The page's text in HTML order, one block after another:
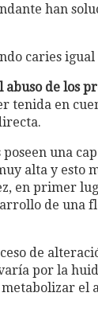
han
caries igual
abuso de los
tenida en
una
alta y esto
en primer
de una
de
por la
el